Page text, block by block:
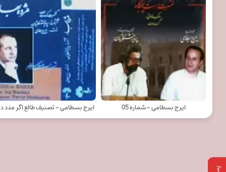
ایرج بسطامی - شماره 05 ایرج بسطامی - تصنیف طالع اگر مدد